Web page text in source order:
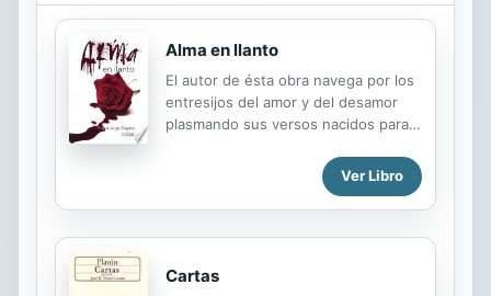
suicidio del hijo. Tuvieron que
algo se removiera en su interior y
Posse asumiera el desafío gigante de
escribir un episodio tan desgarrador.
"Durante 26 años no le dije a nadie,
Alma en llanto
El autor de ésta obra navega por los
entresijos del amor y del desamor
plasmando sus versos nacidos para
Ver Libro
Cartas